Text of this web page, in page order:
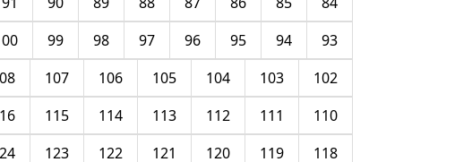
93
94
95
96
97
98
99
102
103
104
105
106
107
110
111
112
113
114
115
118
119
120
121
122
123